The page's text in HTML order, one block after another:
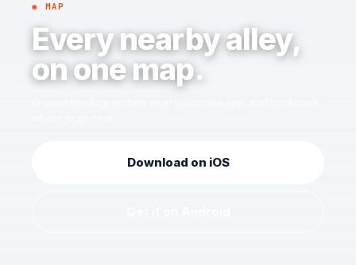
◉ MAP
Every nearby alley,
on one map.
Download on iOS